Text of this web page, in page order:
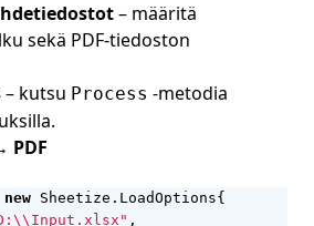
– määritä
sekä PDF‑tiedoston
– kutsu Process -metodia
PDF
new Sheetize . LoadOptions{
,